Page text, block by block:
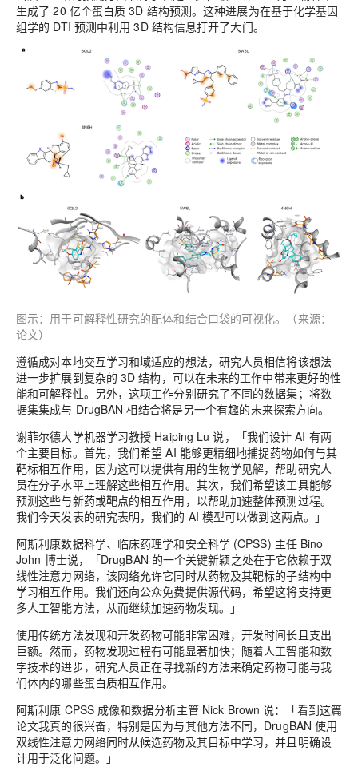
生成了 20 亿个蛋白质 3D 结构预测。这种进展为在基于化学基因
组学的 DTI 预测中利用 3D 结构信息打开了大门。
图示：用于可解释性研究的配体和结合口袋的可视化。（来源：
论文）
遵循成对本地交互学习和域适应的想法，研究人员相信将该想法
进一步扩展到复杂的 3D 结构，可以在未来的工作中带来更好的性
能和可解释性。另外，这项工作分别研究了不同的数据集；将数
据集集成与 DrugBAN 相结合将是另一个有趣的未来探索方向。
谢菲尔德大学机器学习教授 Haiping Lu 说，「我们设计 AI 有两
个主要目标。首先，我们希望 AI 能够更精细地捕捉药物如何与其
靶标相互作用，因为这可以提供有用的生物学见解，帮助研究人
员在分子水平上理解这些相互作用。其次，我们希望该工具能够
预测这些与新药或靶点的相互作用，以帮助加速整体预测过程。
我们今天发表的研究表明，我们的 AI 模型可以做到这两点。」
阿斯利康数据科学、临床药理学和安全科学 (CPSS) 主任 Bino
John 博士说，「DrugBAN 的一个关键新颖之处在于它依赖于双
线性注意力网络，该网络允许它同时从药物及其靶标的子结构中
学习相互作用。我们还向公众免费提供源代码，希望这将支持更
多人工智能方法，从而继续加速药物发现。」
使用传统方法发现和开发药物可能非常困难，开发时间长且支出
巨额。然而，药物发现过程有可能显著加快；随着人工智能和数
字技术的进步，研究人员正在寻找新的方法来确定药物可能与我
们体内的哪些蛋白质相互作用。
阿斯利康 CPSS 成像和数据分析主管 Nick Brown 说：「看到这篇
论文我真的很兴奋，特别是因为与其他方法不同，DrugBAN 使用
双线性注意力网络同时从候选药物及其目标中学习，并且明确设
计用于泛化问题。」